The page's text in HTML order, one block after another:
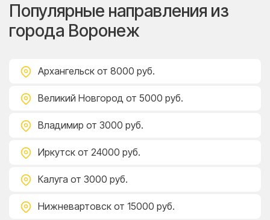
Популярные направления из
города Воронеж
Архангельск от 8000 руб.
Великий Новгород от 5000 руб.
Владимир от 3000 руб.
Иркутск от 24000 руб.
Калуга от 3000 руб.
Нижневартовск от 15000 руб.